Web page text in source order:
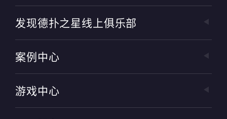
发现德扑之星线上俱乐部
案例中心
游戏中心